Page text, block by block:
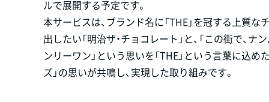
ルで展開する予定です。
本サービスは、ブランド名に「THE」を冠する上質
出したい「明治ザ・チョコレート」と、「この街で、ナ
ンリーワン」という思いを「THE」という言葉に込
ズ」の思いが共鳴し、実現した取り組みです。